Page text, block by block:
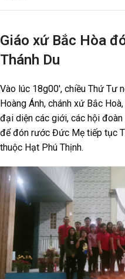
Giáo xứ Bắc Hòa
Thánh Du
Vào lúc 18g00′, chiều Thứ Tư
Hoàng Ánh, chánh xứ Bắc
đại diện các giới, các hội
để đón rước Đức Mẹ tiếp tục
thuộc Hạt Phú Thịnh.